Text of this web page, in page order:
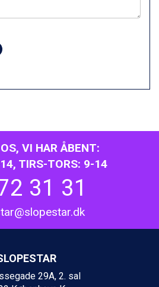
4.095
DKK 4.745
5.395
DKK 5.495
3.795
3.795
6.145
7.245
VI HAR ÅBENT:
TIRS-TORS: 9-14
31 31
29A, 2. sal